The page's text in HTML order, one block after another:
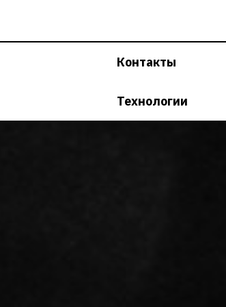
Контакты
Технологии